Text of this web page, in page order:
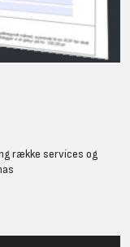
række services og